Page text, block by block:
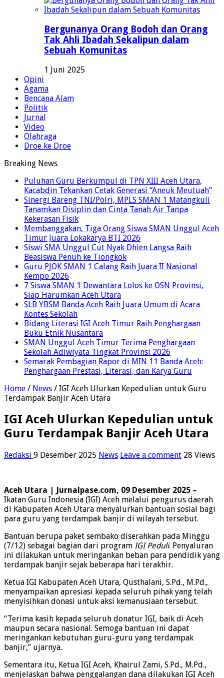
Bergunanya Orang Bodoh dan Orang
Tak Ahli Ibadah Sekalipun dalam
Sebuah Komunitas
1 Juni 2025
Opini
Agama
Bencana Alam
Politik
Jurnal
Video
Olahraga
Droe ke Droe
Breaking News
Puluhan Guru Berkumpul di TPN XIII Aceh Utara,
Kacabdin Tekankan Cetak Generasi “Aneuk Meutuah”
Sinergi Bareng TNI/Polri, MPLS SMAN 1 Matangkuli
Tanamkan Disiplin dan Cinta Tanah Air Tanpa
Kekerasan Fisik
Membanggakan, Tiga Orang Siswa SMAN Unggul Aceh
Timur Juara Lokakarya BTI 2026
Siswi SMA Unggul Cut Nyak Dhien Langsa Raih
Beasiswa Penuh ke Tiongkok
Guru PJOK SMAN 1 Calang Raih Juara II Nasional
Kempo 2026
7 Siswa SMAN 1 Dewantara Lolos ke OSN Provinsi,
Siap Harumkan Aceh Utara
SLB YBSM Banda Aceh Raih Juara Umum di Acara
Kontes Sekolah
Bidang Literasi IGI Aceh Timur Raih Penghargaan
Buku Etnik Nusantara
SMAN Unggul Aceh Timur Terima Penghargaan
Sekolah Adiwiyata Tingkat Provinsi 2026
Semarak Pembagian Rapor di MIN 11 Banda Aceh:
Penghargaan Prestasi, Literasi, dan Karya Guru
Home / News / IGI Aceh Ulurkan Kepedulian untuk Guru
Terdampak Banjir Aceh Utara
IGI Aceh Ulurkan Kepedulian untuk
Guru Terdampak Banjir Aceh Utara
Redaksi 9 Desember 2025 News Leave a comment 28 Views
Aceh Utara | Jurnalpase.com, 09 Desember 2025 –
Ikatan Guru Indonesia (IGI) Aceh melalui pengurus daerah
di Kabupaten Aceh Utara menyalurkan bantuan sosial bagi
para guru yang terdampak banjir di wilayah tersebut.
Bantuan berupa paket sembako diserahkan pada Minggu
(7/12) sebagai bagian dari program IGI Peduli. Penyaluran
ini dilakukan untuk meringankan beban para pendidik yang
terdampak banjir sejak beberapa hari terakhir.
Ketua IGI Kabupaten Aceh Utara, Qusthalani, S.Pd., M.Pd.,
menyampaikan apresiasi kepada seluruh pihak yang telah
menyisihkan donasi untuk aksi kemanusiaan tersebut.
“Terima kasih kepada seluruh donatur IGI, baik di Aceh
maupun secara nasional. Semoga bantuan ini dapat
meringankan kebutuhan guru-guru yang terdampak
banjir,” ujarnya.
Sementara itu, Ketua IGI Aceh, Khairul Zami, S.Pd., M.Pd.,
menjelaskan bahwa penggalangan dana dilakukan IGI Aceh